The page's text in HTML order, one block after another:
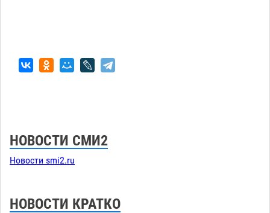
НОВОСТИ СМИ2
Новости smi2.ru
НОВОСТИ КРАТКО